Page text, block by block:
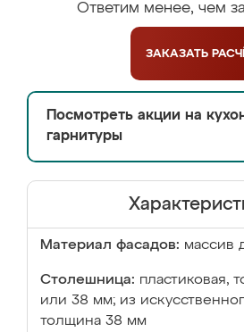
Ответим менее, чем
ЗАКАЗАТЬ
Посмотреть акции на
гарнитуры
Материал фасадов: массив
Столешница: пластиковая,
или 38 мм; из
толщина 38 мм